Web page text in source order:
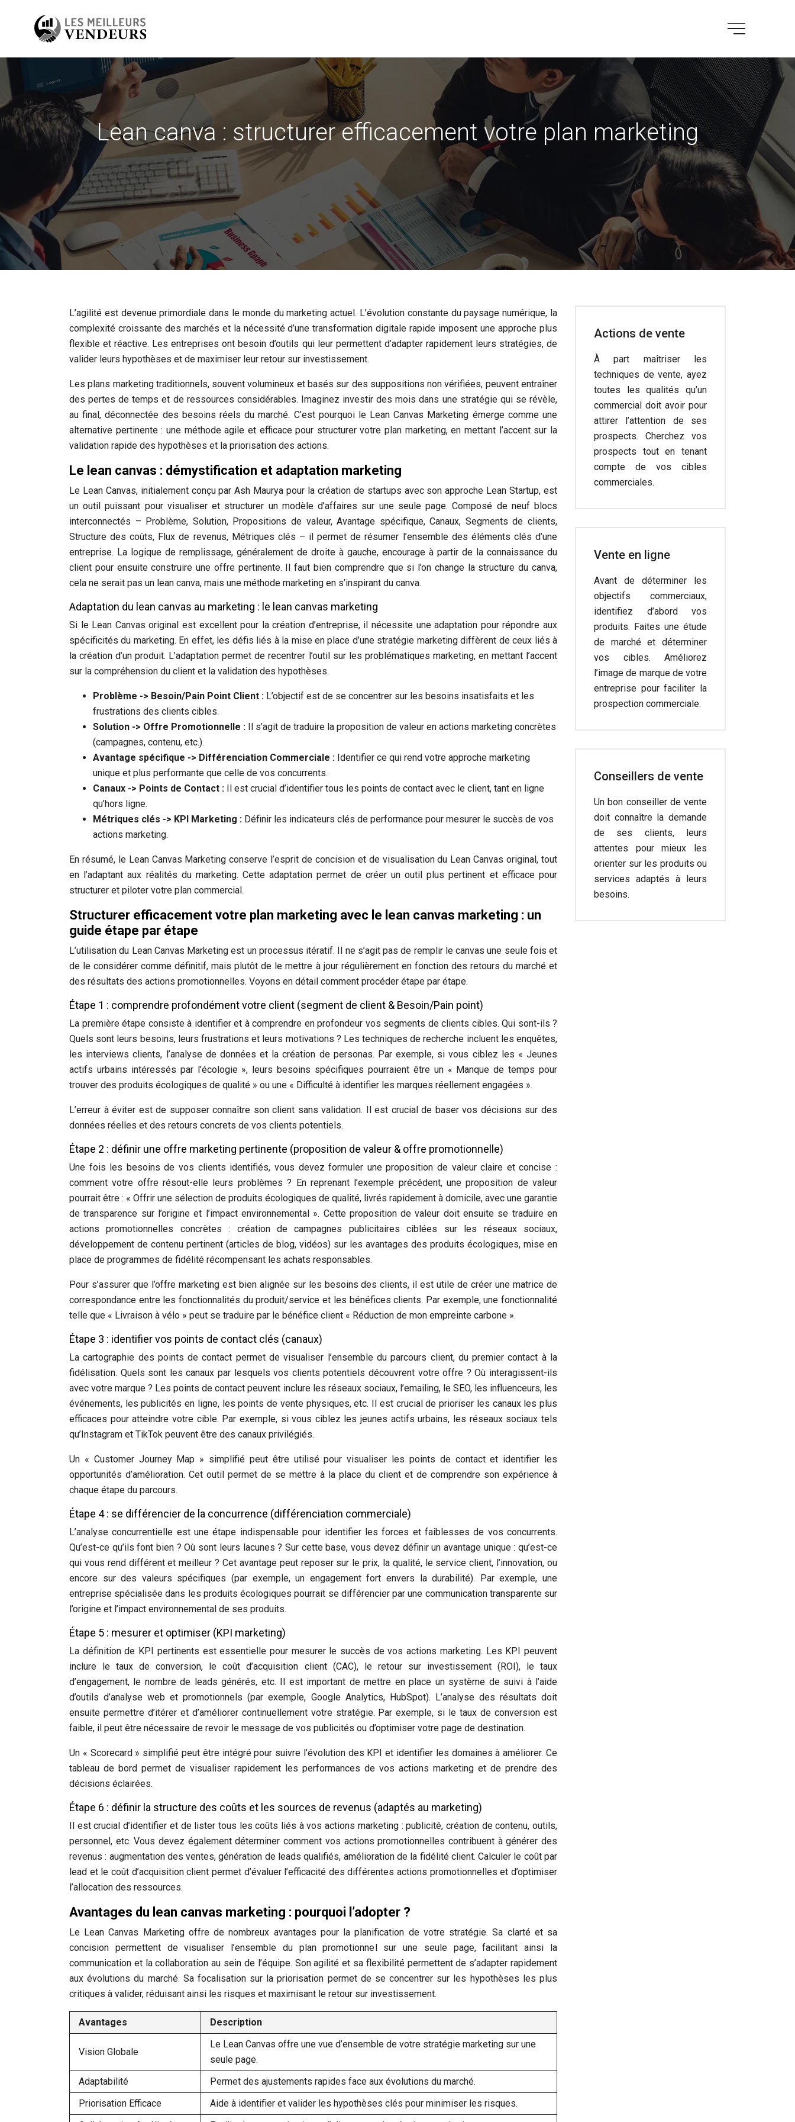
Lean canva : structurer efficacement votre plan marketing
L’agilité est devenue primordiale dans le monde du marketing actuel. L’évolution constante du paysage numérique, la
complexité croissante des marchés et la nécessité d’une transformation digitale rapide imposent une approche plus
flexible et réactive. Les entreprises ont besoin d’outils qui leur permettent d’adapter rapidement leurs stratégies, de
valider leurs hypothèses et de maximiser leur retour sur investissement.
Les plans marketing traditionnels, souvent volumineux et basés sur des suppositions non vérifiées, peuvent entraîner
des pertes de temps et de ressources considérables. Imaginez investir des mois dans une stratégie qui se révèle,
au final, déconnectée des besoins réels du marché. C’est pourquoi le Lean Canvas Marketing émerge comme une
alternative pertinente : une méthode agile et efficace pour structurer votre plan marketing, en mettant l’accent sur la
validation rapide des hypothèses et la priorisation des actions.
Le lean canvas : démystification et adaptation marketing
Le Lean Canvas, initialement conçu par Ash Maurya pour la création de startups avec son approche Lean Startup, est
un outil puissant pour visualiser et structurer un modèle d’affaires sur une seule page. Composé de neuf blocs
interconnectés – Problème, Solution, Propositions de valeur, Avantage spécifique, Canaux, Segments de clients,
Structure des coûts, Flux de revenus, Métriques clés – il permet de résumer l’ensemble des éléments clés d’une
entreprise. La logique de remplissage, généralement de droite à gauche, encourage à partir de la connaissance du
client pour ensuite construire une offre pertinente. Il faut bien comprendre que si l’on change la structure du canva,
cela ne serait pas un lean canva, mais une méthode marketing en s’inspirant du canva.
Adaptation du lean canvas au marketing : le lean canvas marketing
Si le Lean Canvas original est excellent pour la création d’entreprise, il nécessite une adaptation pour répondre aux
spécificités du marketing. En effet, les défis liés à la mise en place d’une stratégie marketing diffèrent de ceux liés à
la création d’un produit. L’adaptation permet de recentrer l’outil sur les problématiques marketing, en mettant l’accent
sur la compréhension du client et la validation des hypothèses.
Problème -> Besoin/Pain Point Client : L’objectif est de se concentrer sur les besoins insatisfaits et les
frustrations des clients cibles.
Solution -> Offre Promotionnelle : Il s’agit de traduire la proposition de valeur en actions marketing concrètes
(campagnes, contenu, etc.).
Avantage spécifique -> Différenciation Commerciale : Identifier ce qui rend votre approche marketing
unique et plus performante que celle de vos concurrents.
Canaux -> Points de Contact : Il est crucial d’identifier tous les points de contact avec le client, tant en ligne
qu’hors ligne.
Métriques clés -> KPI Marketing : Définir les indicateurs clés de performance pour mesurer le succès de vos
actions marketing.
En résumé, le Lean Canvas Marketing conserve l’esprit de concision et de visualisation du Lean Canvas original, tout
en l’adaptant aux réalités du marketing. Cette adaptation permet de créer un outil plus pertinent et efficace pour
structurer et piloter votre plan commercial.
Structurer efficacement votre plan marketing avec le lean canvas marketing : un
guide étape par étape
L’utilisation du Lean Canvas Marketing est un processus itératif. Il ne s’agit pas de remplir le canvas une seule fois et
de le considérer comme définitif, mais plutôt de le mettre à jour régulièrement en fonction des retours du marché et
des résultats des actions promotionnelles. Voyons en détail comment procéder étape par étape.
Étape 1 : comprendre profondément votre client (segment de client & Besoin/Pain point)
La première étape consiste à identifier et à comprendre en profondeur vos segments de clients cibles. Qui sont-ils ?
Quels sont leurs besoins, leurs frustrations et leurs motivations ? Les techniques de recherche incluent les enquêtes,
les interviews clients, l’analyse de données et la création de personas. Par exemple, si vous ciblez les « Jeunes
actifs urbains intéressés par l’écologie », leurs besoins spécifiques pourraient être un « Manque de temps pour
trouver des produits écologiques de qualité » ou une « Difficulté à identifier les marques réellement engagées ».
L’erreur à éviter est de supposer connaître son client sans validation. Il est crucial de baser vos décisions sur des
données réelles et des retours concrets de vos clients potentiels.
Étape 2 : définir une offre marketing pertinente (proposition de valeur & offre promotionnelle)
Une fois les besoins de vos clients identifiés, vous devez formuler une proposition de valeur claire et concise :
comment votre offre résout-elle leurs problèmes ? En reprenant l’exemple précédent, une proposition de valeur
pourrait être : « Offrir une sélection de produits écologiques de qualité, livrés rapidement à domicile, avec une garantie
de transparence sur l’origine et l’impact environnemental ». Cette proposition de valeur doit ensuite se traduire en
actions promotionnelles concrètes : création de campagnes publicitaires ciblées sur les réseaux sociaux,
développement de contenu pertinent (articles de blog, vidéos) sur les avantages des produits écologiques, mise en
place de programmes de fidélité récompensant les achats responsables.
Pour s’assurer que l’offre marketing est bien alignée sur les besoins des clients, il est utile de créer une matrice de
correspondance entre les fonctionnalités du produit/service et les bénéfices clients. Par exemple, une fonctionnalité
telle que « Livraison à vélo » peut se traduire par le bénéfice client « Réduction de mon empreinte carbone ».
Étape 3 : identifier vos points de contact clés (canaux)
La cartographie des points de contact permet de visualiser l’ensemble du parcours client, du premier contact à la
fidélisation. Quels sont les canaux par lesquels vos clients potentiels découvrent votre offre ? Où interagissent-ils
avec votre marque ? Les points de contact peuvent inclure les réseaux sociaux, l’emailing, le SEO, les influenceurs, les
événements, les publicités en ligne, les points de vente physiques, etc. Il est crucial de prioriser les canaux les plus
efficaces pour atteindre votre cible. Par exemple, si vous ciblez les jeunes actifs urbains, les réseaux sociaux tels
qu’Instagram et TikTok peuvent être des canaux privilégiés.
Un « Customer Journey Map » simplifié peut être utilisé pour visualiser les points de contact et identifier les
opportunités d’amélioration. Cet outil permet de se mettre à la place du client et de comprendre son expérience à
chaque étape du parcours.
Étape 4 : se différencier de la concurrence (différenciation commerciale)
L’analyse concurrentielle est une étape indispensable pour identifier les forces et faiblesses de vos concurrents.
Qu’est-ce qu’ils font bien ? Où sont leurs lacunes ? Sur cette base, vous devez définir un avantage unique : qu’est-ce
qui vous rend différent et meilleur ? Cet avantage peut reposer sur le prix, la qualité, le service client, l’innovation, ou
encore sur des valeurs spécifiques (par exemple, un engagement fort envers la durabilité). Par exemple, une
entreprise spécialisée dans les produits écologiques pourrait se différencier par une communication transparente sur
l’origine et l’impact environnemental de ses produits.
Étape 5 : mesurer et optimiser (KPI marketing)
La définition de KPI pertinents est essentielle pour mesurer le succès de vos actions marketing. Les KPI peuvent
inclure le taux de conversion, le coût d’acquisition client (CAC), le retour sur investissement (ROI), le taux
d’engagement, le nombre de leads générés, etc. Il est important de mettre en place un système de suivi à l’aide
d’outils d’analyse web et promotionnels (par exemple, Google Analytics, HubSpot). L’analyse des résultats doit
ensuite permettre d’itérer et d’améliorer continuellement votre stratégie. Par exemple, si le taux de conversion est
faible, il peut être nécessaire de revoir le message de vos publicités ou d’optimiser votre page de destination.
Un « Scorecard » simplifié peut être intégré pour suivre l’évolution des KPI et identifier les domaines à améliorer. Ce
tableau de bord permet de visualiser rapidement les performances de vos actions marketing et de prendre des
décisions éclairées.
Étape 6 : définir la structure des coûts et les sources de revenus (adaptés au marketing)
Il est crucial d’identifier et de lister tous les coûts liés à vos actions marketing : publicité, création de contenu, outils,
personnel, etc. Vous devez également déterminer comment vos actions promotionnelles contribuent à générer des
revenus : augmentation des ventes, génération de leads qualifiés, amélioration de la fidélité client. Calculer le coût par
lead et le coût d’acquisition client permet d’évaluer l’efficacité des différentes actions promotionnelles et d’optimiser
l’allocation des ressources.
Avantages du lean canvas marketing : pourquoi l’adopter ?
Le Lean Canvas Marketing offre de nombreux avantages pour la planification de votre stratégie. Sa clarté et sa
concision permettent de visualiser l’ensemble du plan promotionnel sur une seule page, facilitant ainsi la
communication et la collaboration au sein de l’équipe. Son agilité et sa flexibilité permettent de s’adapter rapidement
aux évolutions du marché. Sa focalisation sur la priorisation permet de se concentrer sur les hypothèses les plus
critiques à valider, réduisant ainsi les risques et maximisant le retour sur investissement.
Avantages Description
Vision Globale
Le Lean Canvas offre une vue d’ensemble de votre stratégie marketing sur une
seule page.
Adaptabilité
Permet des ajustements rapides face aux évolutions du marché.
Priorisation Efficace
Aide à identifier et valider les hypothèses clés pour minimiser les risques.
Actions de vente
À part maîtriser les
techniques de vente, ayez
toutes les qualités qu’un
commercial doit avoir pour
attirer l’attention de ses
prospects. Cherchez vos
prospects tout en tenant
compte de vos cibles
commerciales.
Vente en ligne
Avant de déterminer les
objectifs commerciaux,
identifiez d’abord vos
produits. Faites une étude
de marché et déterminer
vos cibles. Améliorez
l’image de marque de votre
entreprise pour faciliter la
prospection commerciale.
Conseillers de vente
Un bon conseiller de vente
doit connaître la demande
de ses clients, leurs
attentes pour mieux les
orienter sur les produits ou
services adaptés à leurs
besoins.